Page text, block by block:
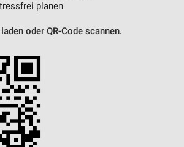
planen
oder QR-Code scannen.